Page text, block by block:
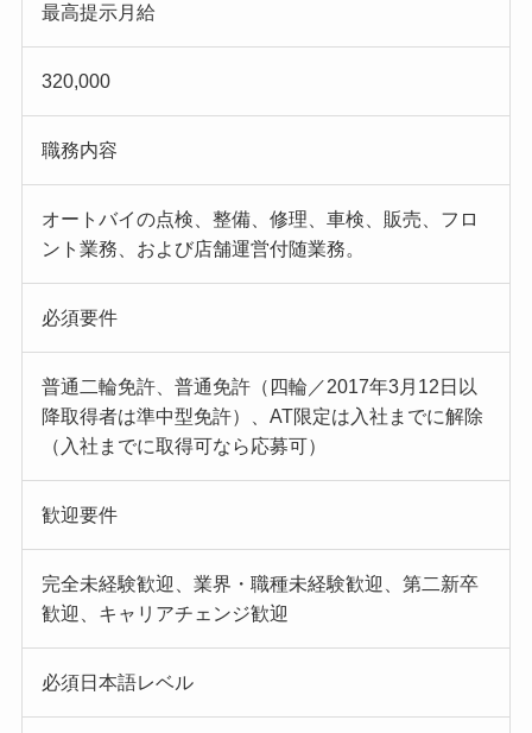
最高提示月給
320,000
職務内容
オートバイの点検、整備、修理、車検、販売、フロ
ント業務、および店舗運営付随業務。
必須要件
普通二輪免許、普通免許（四輪／2017年3月12日以
降取得者は準中型免許）、AT限定は入社までに解除
（入社までに取得可なら応募可）
歓迎要件
完全未経験歓迎、業界・職種未経験歓迎、第二新卒
歓迎、キャリアチェンジ歓迎
必須日本語レベル